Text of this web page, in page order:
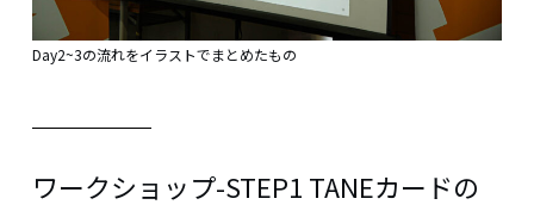
Day2~3の流れをイラストでまとめたもの
ワークショップ-STEP1 TANEカードの